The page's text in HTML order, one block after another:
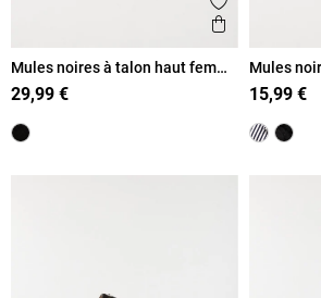
Ajouter aux
Aperçu rapide
Mules noires à talon haut femme
(36-41)
29,99 €
Mules
41)
15,99 €